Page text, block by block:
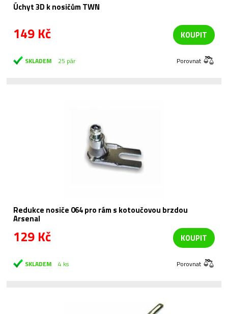
Úchyt 3D k nosičům TWN
149 Kč KOUPIT
SKLADEM 25 pár Porovnat
Redukce nosiče 064 pro rám s kotoučovou brzdou
Arsenal
129 Kč KOUPIT
SKLADEM 4 ks Porovnat